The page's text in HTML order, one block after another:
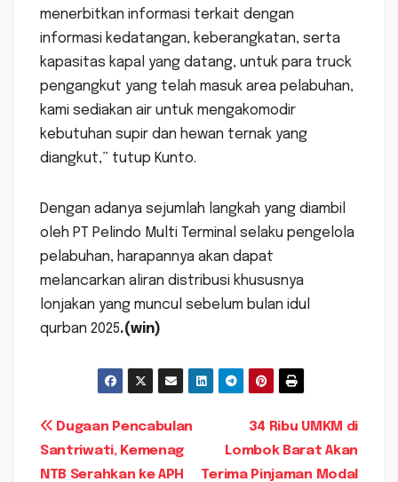
menerbitkan informasi terkait dengan
informasi kedatangan, keberangkatan, serta
kapasitas kapal yang datang, untuk para truck
pengangkut yang telah masuk area pelabuhan,
kami sediakan air untuk mengakomodir
kebutuhan supir dan hewan ternak yang
diangkut,” tutup Kunto.
Dengan adanya sejumlah langkah yang diambil
oleh PT Pelindo Multi Terminal selaku pengelola
pelabuhan, harapannya akan dapat
melancarkan aliran distribusi khususnya
lonjakan yang muncul sebelum bulan idul
qurban 2025.(win)
Navigasi
pos
34 Ribu UMKM di
Lombok Barat Akan
Terima Pinjaman Modal
Dugaan Pencabulan
Santriwati, Kemenag
NTB Serahkan ke APH